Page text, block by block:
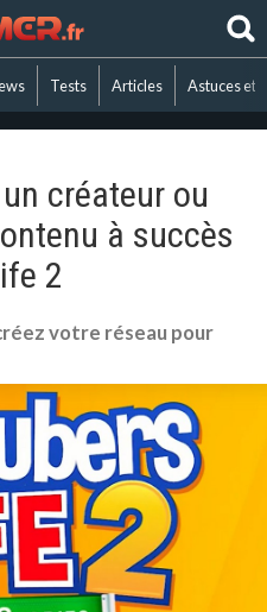
Tests Articles Astuces et
créateur ou
à succès
2
votre réseau pour